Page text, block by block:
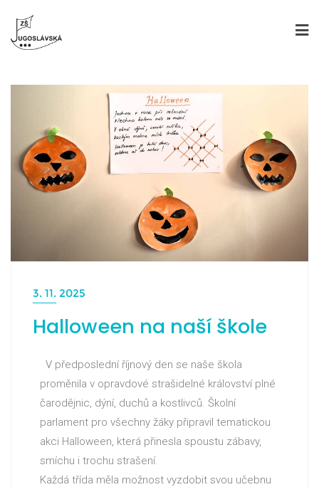
3. 11. 2025
Halloween na naší škole
V předposlední říjnový den se naše škola
proměnila v opravdové strašidelné království plné
čarodějnic, dýní, duchů a kostlivců. Školní
parlament pro všechny žáky připravil tematickou
akci Halloween, která přinesla spoustu zábavy,
smíchu i trochu strašení.
Každá třída měla možnost vyzdobit svou učebnu